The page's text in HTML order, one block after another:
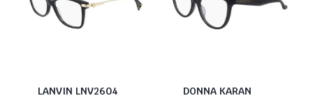
LANVIN LNV2604
DONNA KARAN